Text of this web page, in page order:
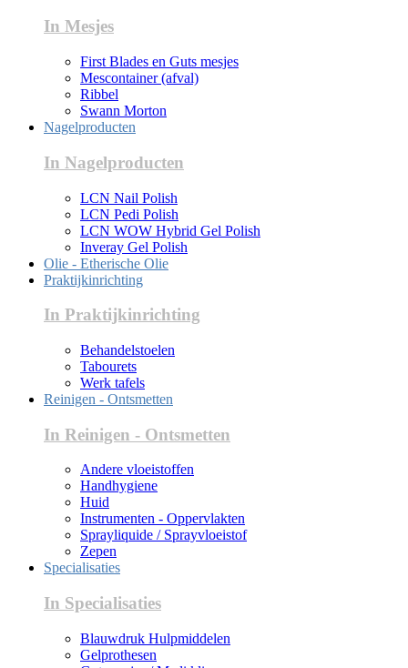
In Mesjes
First Blades en Guts mesjes
Mescontainer (afval)
Ribbel
Swann Morton
Nagelproducten
In Nagelproducten
LCN Nail Polish
LCN Pedi Polish
LCN WOW Hybrid Gel Polish
Inveray Gel Polish
Olie - Etherische Olie
Praktijkinrichting
In Praktijkinrichting
Behandelstoelen
Tabourets
Werk tafels
Reinigen - Ontsmetten
In Reinigen - Ontsmetten
Andere vloeistoffen
Handhygiene
Huid
Instrumenten - Oppervlakten
Sprayliquide / Sprayvloeistof
Zepen
Specialisaties
In Specialisaties
Blauwdruk Hulpmiddelen
Gelprothesen